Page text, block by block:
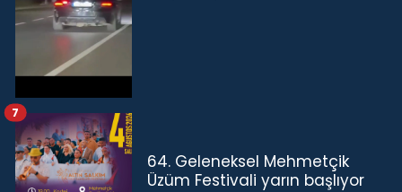
64. Geleneksel Mehmetçik
Üzüm Festivali yarın başlıyor
7